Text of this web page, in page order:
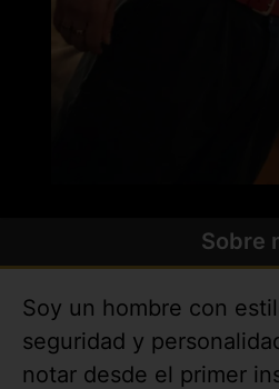
Sobre
Soy un hombre con
seguridad y
notar desde el primer